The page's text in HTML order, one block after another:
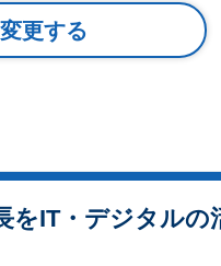
更する
をIT・デジタル